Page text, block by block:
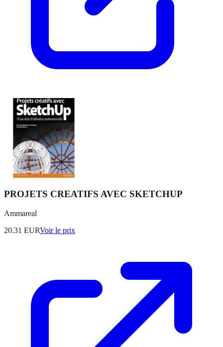
PROJETS CREATIFS AVEC SKETCHUP
Ammareal
20.31 EURVoir le prix